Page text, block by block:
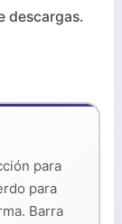
descargas.
para
para
Barra